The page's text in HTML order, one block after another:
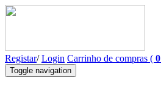
Registar/Login Carrinho de compras ( 0
Toggle navigation